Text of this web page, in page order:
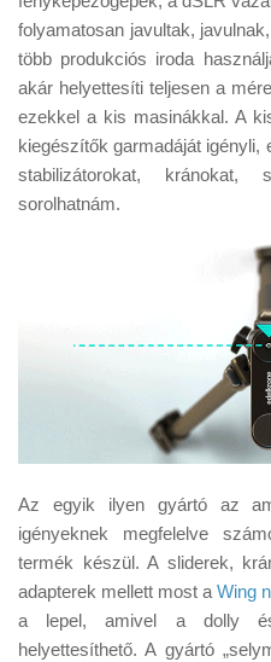
Tanácsok
Érdekességek
Helyszíni Riport
E-BB
folyamatosan javultak,
több produkciós iroda
akár helyettesíti teljesen a
ezekkel a kis masinákkal. A
kiegészítők garmadáját igényli,
stabilizátorokat,
sorolhatnám.
Az egyik ilyen gyártó az
igényeknek megfelelve
termék készül. A sliderek,
adapterek mellett most a Wing
a lepel, amivel a dolly
helyettesíthető. A gyártó